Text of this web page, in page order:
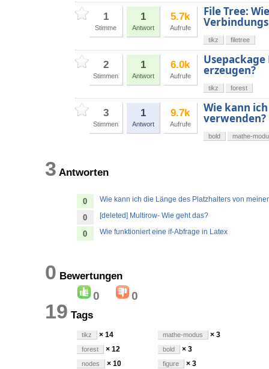
1
Stimme
1
Antwort
5.7k
Aufrufe
File Tree:
tikz filetree
2
Stimmen
1
Antwort
6.0k
Aufrufe erzeugen?
tikz forest
3
Stimmen
1
Antwort
9.7k
Aufrufe
Wie kann
verwenden?
bold mathe-
3 Antworten
0 Wie kann ich die Länge des Platzhalters von
0 [deleted] Multirow- Wie geht das?
0 Wie funktioniert eine if-Abfrage in Latex
0 Bewertungen
0 0
19 Tags
tikz × 14
forest × 12
nodes × 10
mathe-modus × 3
bold × 3
figure × 3